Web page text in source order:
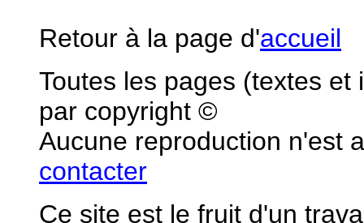
Retour à la page d'accueil
Toutes les pages (textes
par copyright ©
Aucune reproduction n'est
contacter
Ce site est le fruit d'un